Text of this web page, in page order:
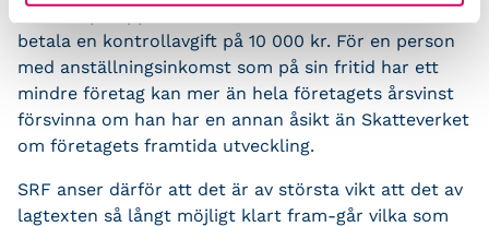
betala en kontrollavgift på 10 000 kr. För en person
med anställningsinkomst som på sin fritid har ett
mindre företag kan mer än hela företagets årsvinst
försvinna om han har en annan åsikt än Skatteverket
om företagets framtida utveckling.
SRF anser därför att det är av största vikt att det av
lagtexten så långt möjligt klart fram-går vilka som